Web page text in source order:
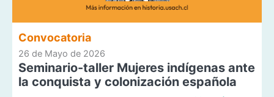
Convocatoria
26 de Mayo de 2026
Seminario-taller Mujeres indígenas ante
la conquista y colonización española